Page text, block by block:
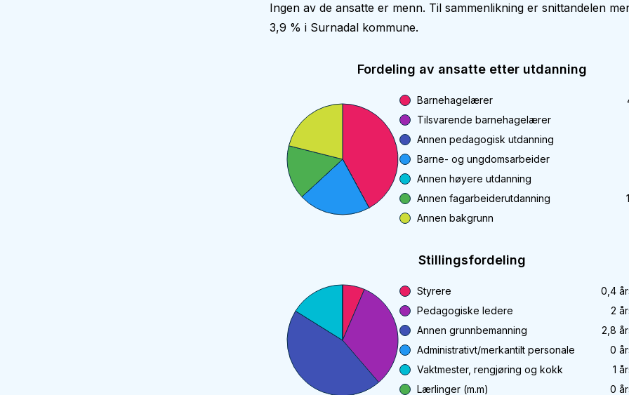
Ingen av de ansatte er menn. Til sammenlikning er snittandelen
3,9 % i Surnadal kommune.
Fordeling av ansatte etter utdanning
Barnehagelærer
Tilsvarende barnehagelærer
Annen pedagogisk utdanning
Barne- og ungdomsarbeider
Annen høyere utdanning
Annen fagarbeiderutdanning
Annen bakgrunn
Stillingsfordeling
Styrere 0,4
Pedagogiske ledere
2
Annen grunnbemanning
2,8
Administrativt/merkantilt personale
0
Vaktmester, rengjøring og kokk
1
Lærlinger (m.m)
0